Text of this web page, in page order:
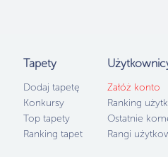
Tapety
Dodaj tapetę
Konkursy
Top tapety
Ranking tapet
Załóż konto
Ranking
Ostatnie
Rangi